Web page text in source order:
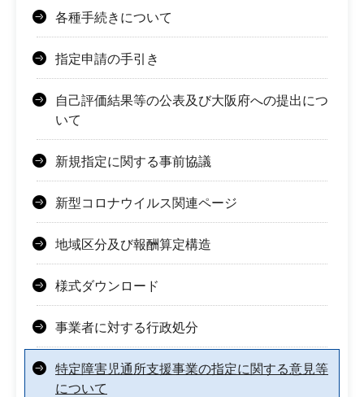
各種手続きについて
指定申請の手引き
自己評価結果等の公表及び大阪府への提出につ
いて
新規指定に関する事前協議
新型コロナウイルス関連ページ
地域区分及び報酬算定構造
様式ダウンロード
事業者に対する行政処分
特定障害児通所支援事業の指定に関する意見等
について